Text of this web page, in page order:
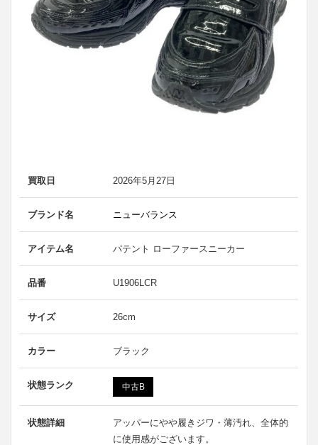
買取日 2026年5月27日
ブランド名 ニューバランス
アイテム名 パテント ローファースニーカー
品番 U1906LCR
サイズ 26cm
カラー ブラック
状態ランク 中古B
状態詳細
アッパーにやや履きジワ・薄汚れ、全体的
に使用感がございます。